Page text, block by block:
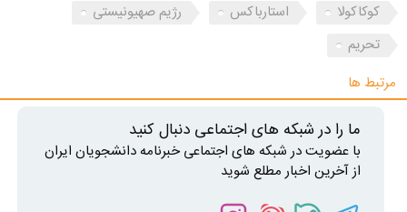
کوکاکولا استارباکس
رژیم صهیونیستی
تحریم
مرتبط ها
ما را در شبکه های اجتماعی دنبال کنید
با عضویت در شبکه های اجتماعی خبرنامه دانشجویان ایران
از آخرین اخبار مطلع شوید